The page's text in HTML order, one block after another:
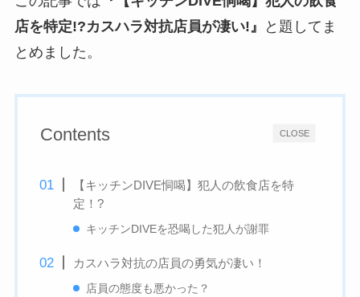
店を特定!?カスハラ対抗店員が凄い!』
と題してま
とめました。
CLOSE
Contents
【キッチンDIVE恫喝】犯人の飲食店を特
定！?
キッチンDIVEを恐喝した犯人が謝罪
カスハラ対抗の店員の勇気が凄い！
店員の態度も悪かった？